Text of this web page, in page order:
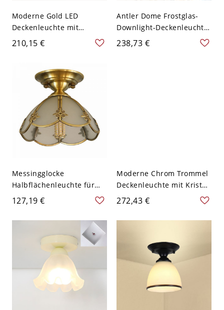
Moderne Gold LED
Deckenleuchte mit
Kristall- und Milchglas-
Schirm - 110V-120V 40,64
210,15 €
Antler Dome Frostglas-
Downlight-Deckenleuchte
- Antikoptik 110V-120V
45,72 cm
238,73 €
Messingglocke
Halbflächenleuchte für
die Deckenmontage mit
mattiertem Glasschirm -
110V-120V
127,19 €
Moderne Chrom Trommel
Deckenleuchte mit Kristall
Schirm - 110V-120V
272,43 €